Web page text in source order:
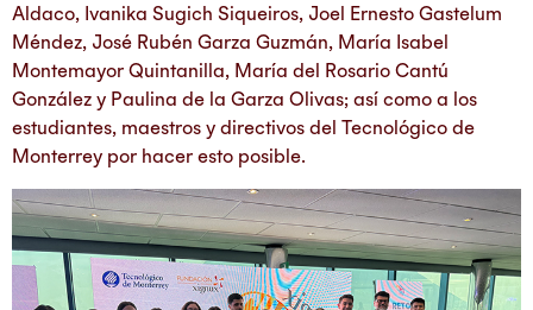
Aldaco, Ivanika Sugich Siqueiros, Joel Ernesto Gastelum
Méndez, José Rubén Garza Guzmán, María Isabel
Montemayor Quintanilla, María del Rosario Cantú
González y Paulina de la Garza Olivas; así como a los
estudiantes, maestros y directivos del Tecnológico de
Monterrey por hacer esto posible.